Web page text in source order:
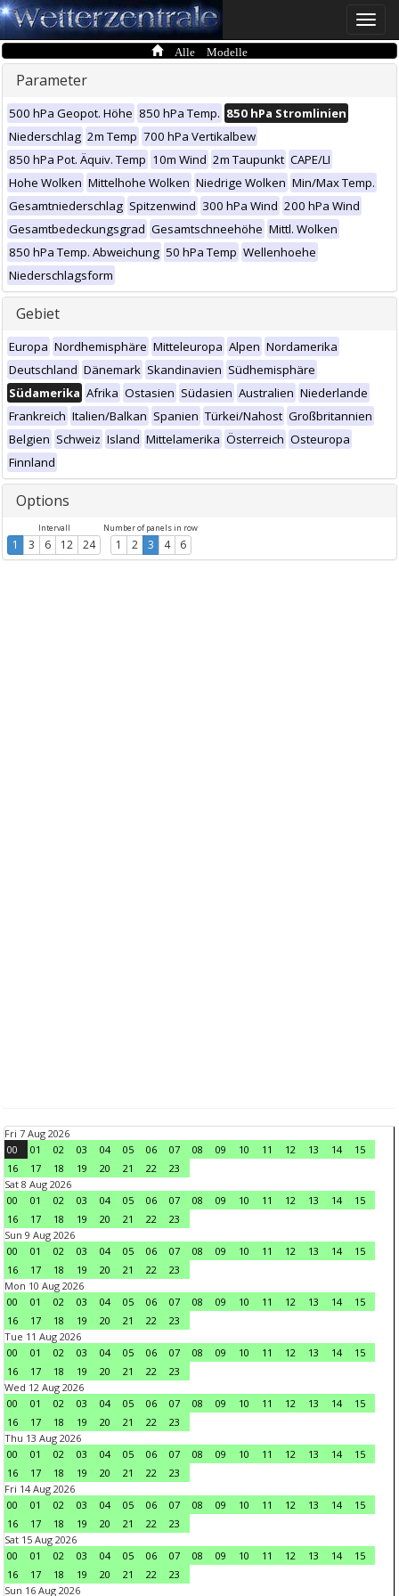
Toggle
Alle Modelle
Parameter
500 hPa Geopot. Höhe 850 hPa Temp. 850 hPa Stromlinien
Niederschlag 2m Temp 700 hPa Vertikalbew
850 hPa Pot. Äquiv. Temp 10m Wind 2m Taupunkt CAPE/LI
Hohe Wolken Mittelhohe Wolken Niedrige Wolken Min/Max Temp.
Gesamtniederschlag Spitzenwind 300 hPa Wind 200 hPa Wind
Gesamtbedeckungsgrad Gesamtschneehöhe Mittl. Wolken
850 hPa Temp. Abweichung 50 hPa Temp Wellenhoehe
Niederschlagsform
Gebiet
Europa Nordhemisphäre Mitteleuropa Alpen Nordamerika
Deutschland Dänemark Skandinavien Südhemisphäre
Südamerika Afrika Ostasien Südasien Australien Niederlande
Frankreich Italien/Balkan Spanien Türkei/Nahost Großbritannien
Belgien Schweiz Island Mittelamerika Österreich Osteuropa
Finnland
Options
Intervall
1 3 6 12 24
Number of panels in row
1 2 3 4 6
Fri 7 Aug 2026
00
01 02 03 04 05 06 07 08 09 10 11 12 13 14
15
16
17 18 19 20 21 22
23
Sat 8 Aug 2026
00
01 02 03 04 05 06 07 08 09 10 11 12 13 14
15
16
17 18 19 20 21 22
23
Sun 9 Aug 2026
00
01 02 03 04 05 06 07 08 09 10 11 12 13 14
15
16
17 18 19 20 21 22
23
Mon 10 Aug 2026
00
01 02 03 04 05 06 07 08 09 10 11 12 13 14
15
16
17 18 19 20 21 22
23
Tue 11 Aug 2026
00
01 02 03 04 05 06 07 08 09 10 11 12 13 14
15
16
17 18 19 20 21 22
23
Wed 12 Aug 2026
00
01 02 03 04 05 06 07 08 09 10 11 12 13 14
15
16
17 18 19 20 21 22
23
Thu 13 Aug 2026
00
01 02 03 04 05 06 07 08 09 10 11 12 13 14
15
16
17 18 19 20 21 22
23
Fri 14 Aug 2026
00
01 02 03 04 05 06 07 08 09 10 11 12 13 14
15
16
17 18 19 20 21 22
23
Sat 15 Aug 2026
00
01 02 03 04 05 06 07 08 09 10 11 12 13 14
15
16
17 18 19 20 21 22
23
Sun 16 Aug 2026